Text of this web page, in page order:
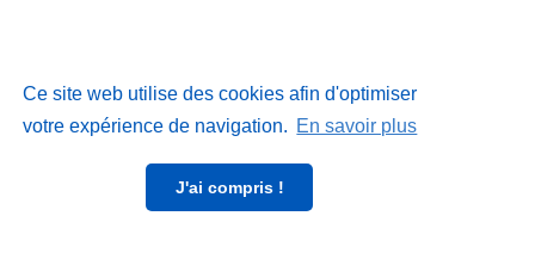
Ce site web utilise des cookies afin d'optimiser
votre expérience de navigation. En savoir plus
J'ai compris !